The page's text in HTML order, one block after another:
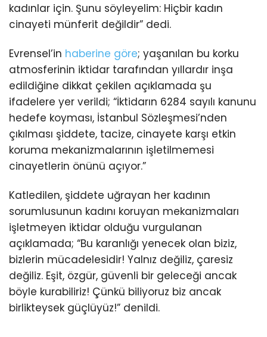
kadınlar için. Şunu söyleyelim: Hiçbir kadın
cinayeti münferit değildir” dedi.
Evrensel’in haberine göre; yaşanılan bu korku
atmosferinin iktidar tarafından yıllardır inşa
edildiğine dikkat çekilen açıklamada şu
ifadelere yer verildi; “İktidarın 6284 sayılı kanunu
hedefe koyması, İstanbul Sözleşmesi’nden
çıkılması şiddete, tacize, cinayete karşı etkin
koruma mekanizmalarının işletilmemesi
cinayetlerin önünü açıyor.”
Katledilen, şiddete uğrayan her kadının
sorumlusunun kadını koruyan mekanizmaları
işletmeyen iktidar olduğu vurgulanan
açıklamada; “Bu karanlığı yenecek olan biziz,
bizlerin mücadelesidir! Yalnız değiliz, çaresiz
değiliz. Eşit, özgür, güvenli bir geleceği ancak
böyle kurabiliriz! Çünkü biliyoruz biz ancak
birlikteysek güçlüyüz!” denildi.